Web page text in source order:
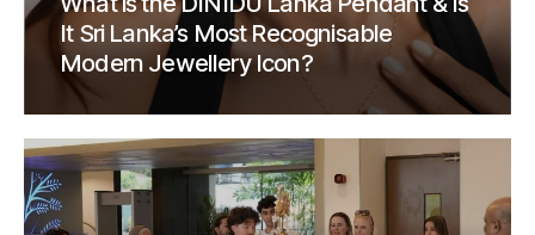
It Sri Lanka’s Most Recognisable
Modern Jewellery Icon?